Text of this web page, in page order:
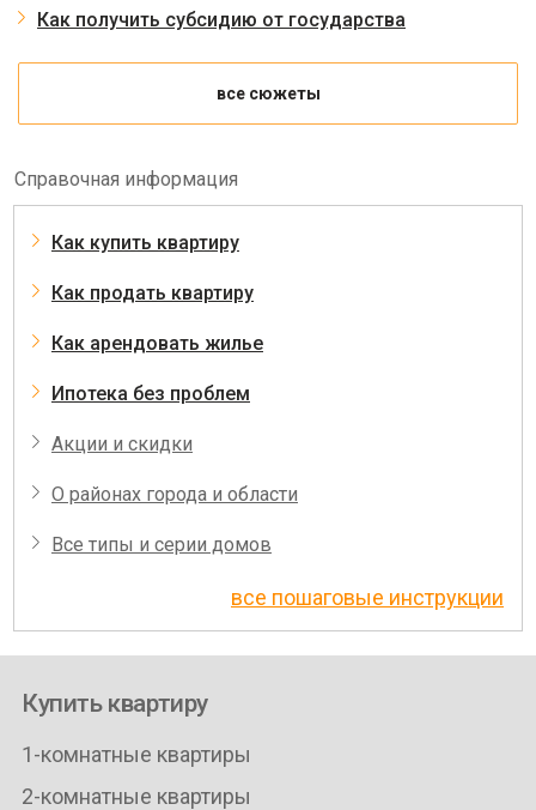
Как получить субсидию от государства
все сюжеты
Справочная информация
Как купить квартиру
Как продать квартиру
Как арендовать жилье
Ипотека без проблем
Акции и скидки
О районах города и области
Все типы и серии домов
все пошаговые инструкции
Купить квартиру
1-комнатные квартиры
2-комнатные квартиры